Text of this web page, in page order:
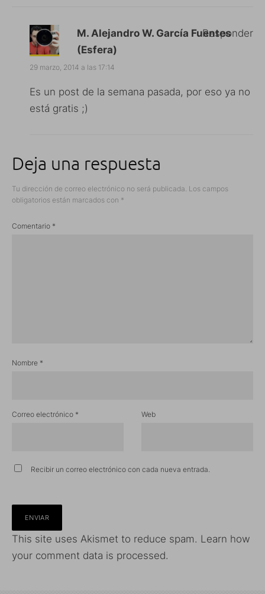
M. Alejandro W. García Fuentes
(Esfera)
29 marzo, 2014 a las 17:14
Es un post de la semana pasada, por eso ya no
está gratis ;)
Responder
Deja una respuesta
Tu dirección de correo electrónico no será publicada. Los campos
obligatorios están marcados con *
Comentario *
Nombre *
Correo electrónico * Web
Recibir un correo electrónico con cada nueva entrada.
This site uses Akismet to reduce spam. Learn how
your comment data is processed.